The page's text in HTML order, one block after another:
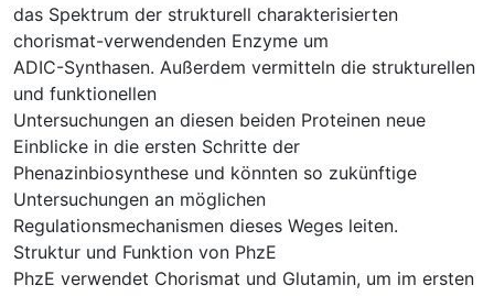
das Spektrum der strukturell charakterisierten
chorismat-verwendenden Enzyme um
ADIC-Synthasen. Außerdem vermitteln die strukturellen
und funktionellen
Untersuchungen an diesen beiden Proteinen neue
Einblicke in die ersten Schritte der
Phenazinbiosynthese und könnten so zukünftige
Untersuchungen an möglichen
Regulationsmechanismen dieses Weges leiten.
Struktur und Funktion von PhzE
PhzE verwendet Chorismat und Glutamin, um im ersten